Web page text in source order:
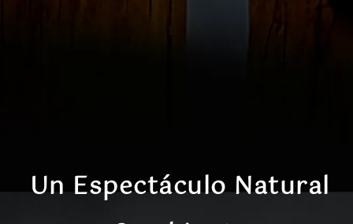
Un Espectáculo Natural